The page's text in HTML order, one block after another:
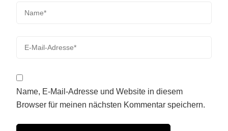
Name, E-Mail-Adresse und Website in diesem
Browser für meinen nächsten Kommentar speichern.